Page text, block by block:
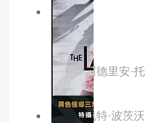
8.0分 hd
鬼哭魂
主演：阿德里安·
主演：凯特·波茨